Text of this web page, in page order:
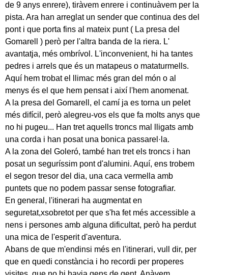
de 9 anys enrere), tiràvem enrere i continuàvem per la
pista. Ara han arreglat un sender que continua des del
pont i que porta fins al mateix punt ( La presa del
Gomarell ) però per l'altra banda de la riera. L'
avantatja, més ombrívol. L'inconvenient, hi ha tantes
pedres i arrels que és un matapeus o mataturmells.
Aquí hem trobat el llimac més gran del món o al
menys és el que hem pensat i així l'hem anomenat.
A la presa del Gomarell, el camí ja es torna un pelet
més difícil, però alegreu-vos els que fa molts anys que
no hi pugeu... Han tret aquells troncs mal lligats amb
una corda i han posat una bonica passarel·la.
A la zona del Goleró, també han tret els troncs i han
posat un seguríssim pont d'alumini. Aquí, ens trobem
el segon tresor del dia, una caca vermella amb
puntets que no podem passar sense fotografiar.
En general, l'itinerari ha augmentat en
seguretat,xsobretot per que s'ha fet més accessible a
nens i persones amb alguna dificultat, però ha perdut
una mica de l'esperit d'aventura.
Abans de que m'endinsi més en l'itinerari, vull dir, per
que en quedi constància i ho recordi per properes